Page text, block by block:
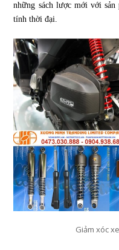
những sách lược mới với sản
tính thời đại.
Giảm xóc